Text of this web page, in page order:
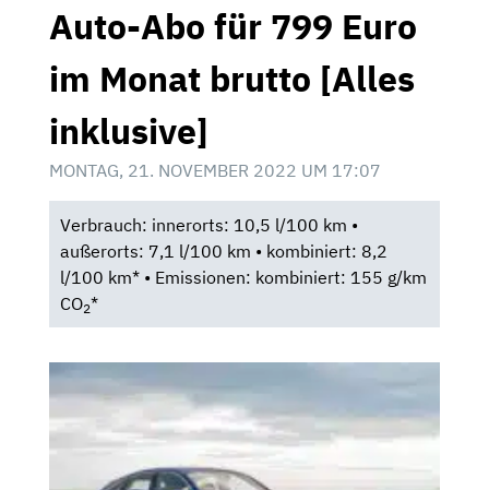
Auto-Abo für 799 Euro
im Monat brutto [Alles
inklusive]
MONTAG, 21. NOVEMBER 2022 UM 17:07
Verbrauch: innerorts: 10,5 l/100 km •
außerorts: 7,1 l/100 km • kombiniert: 8,2
l/100 km* • Emissionen: kombiniert: 155 g/km
CO2*